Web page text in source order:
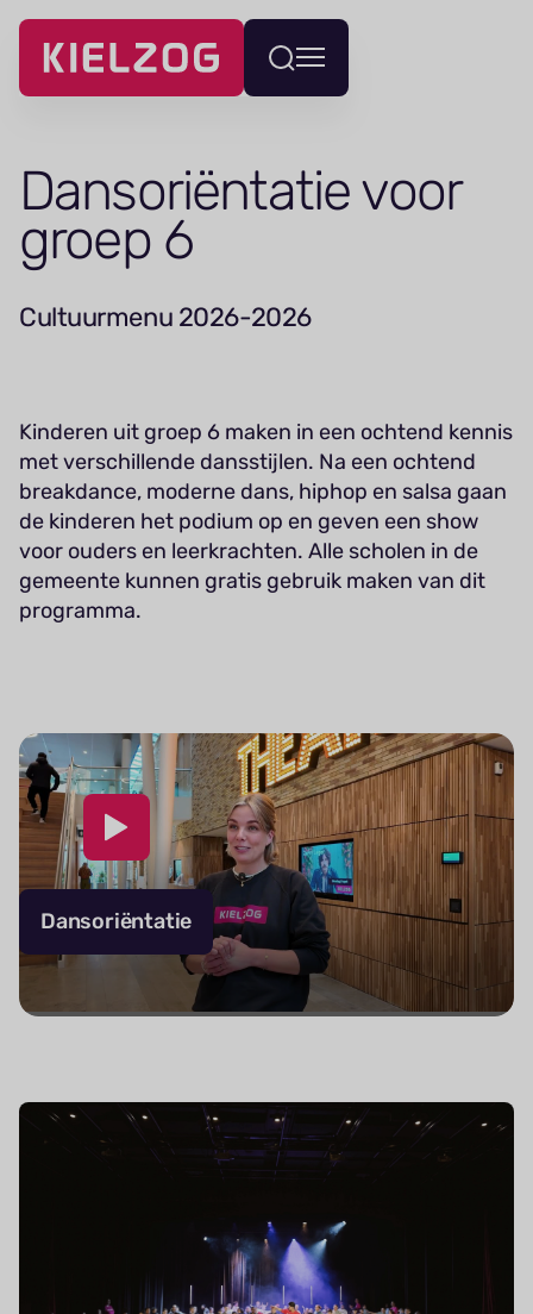
Navigatie
overslaan
Wissel
menu
Dansoriëntatie voor
groep 6
Cultuurmenu 2026-2026
Kinderen uit groep 6 maken in een ochtend kennis
met verschillende dansstijlen. Na een ochtend
breakdance, moderne dans, hiphop en salsa gaan
de kinderen het podium op en geven een show
voor ouders en leerkrachten. Alle scholen in de
gemeente kunnen gratis gebruik maken van dit
programma.
Dansoriëntatie